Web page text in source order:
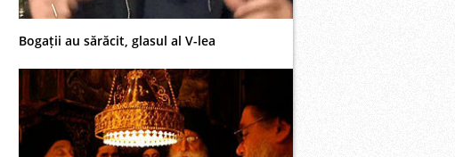
Bogații au sărăcit, glasul al V-lea